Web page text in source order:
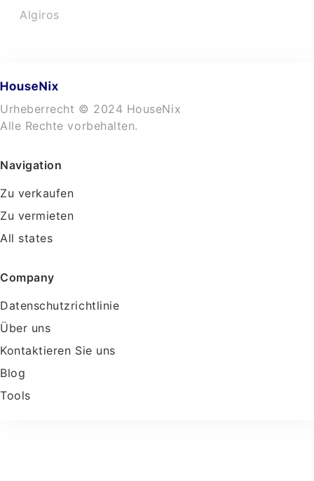
Algiros
Urheberrecht © 2024 HouseNix
Alle Rechte vorbehalten.
Navigation
Zu verkaufen
Zu vermieten
All states
Company
Datenschutzrichtlinie
Über uns
Kontaktieren Sie uns
Blog
Tools